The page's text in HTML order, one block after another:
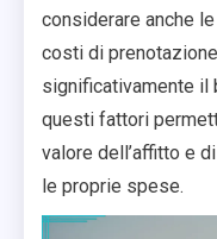
considerare anche
costi di
significativamente il
questi fattori
valore dell’affitto e
le proprie spese.